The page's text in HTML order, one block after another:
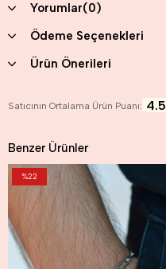
Yorumlar(0)
Ödeme Seçenekleri
Ürün Önerileri
Satıcının Ortalama Ürün Puanı: 4.5
Benzer Ürünler
%22